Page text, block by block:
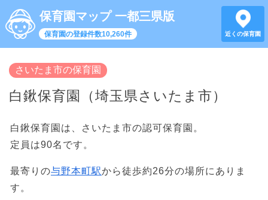
保育園マップ 一都三県版
保育園の登録件数10,260件 近くの保育園
さいたま市の保育園
白鍬保育園（埼玉県さいたま市）
白鍬保育園は、さいたま市の認可保育園。
定員は90名です。
最寄りの与野本町駅から徒歩約26分の場所にありま
す。